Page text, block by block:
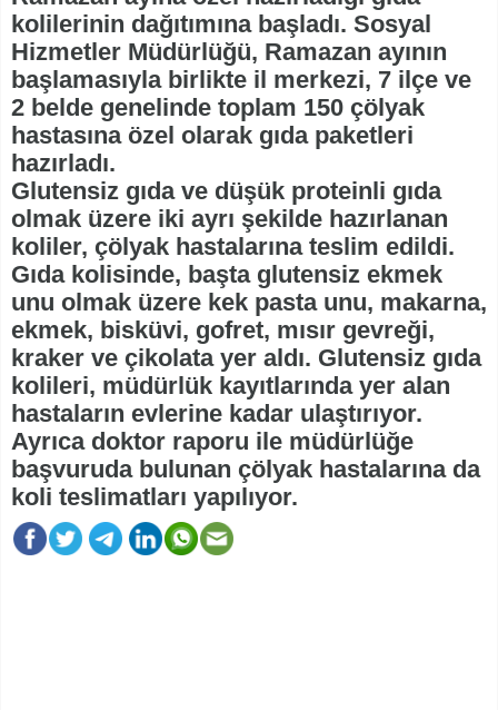
kolilerinin dağıtımına başladı. Sosyal
Hizmetler Müdürlüğü, Ramazan ayının
başlamasıyla birlikte il merkezi, 7 ilçe ve
2 belde genelinde toplam 150 çölyak
hastasına özel olarak gıda paketleri
hazırladı.
Glutensiz gıda ve düşük proteinli gıda
olmak üzere iki ayrı şekilde hazırlanan
koliler, çölyak hastalarına teslim edildi.
Gıda kolisinde, başta glutensiz ekmek
unu olmak üzere kek pasta unu, makarna,
ekmek, bisküvi, gofret, mısır gevreği,
kraker ve çikolata yer aldı. Glutensiz gıda
kolileri, müdürlük kayıtlarında yer alan
hastaların evlerine kadar ulaştırıyor.
Ayrıca doktor raporu ile müdürlüğe
başvuruda bulunan çölyak hastalarına da
koli teslimatları yapılıyor.